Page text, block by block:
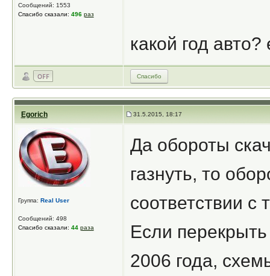
Сообщений: 1553
Спасибо сказали: 496 раз
какой год
Спасибо
Egorich 31.5.2015, 18:17
Группа: Real User
Сообщений: 498
Спасибо сказали: 44 раза
Да обороты
газнуть, то
соответствии
Если
2006 года,